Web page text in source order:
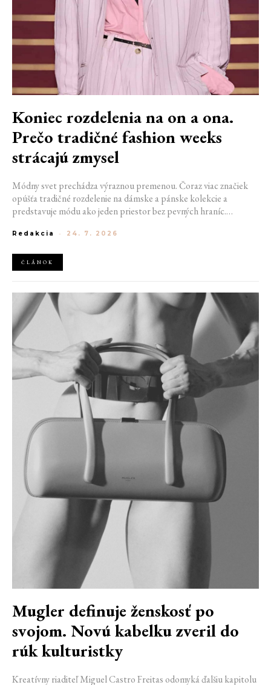
Koniec rozdelenia na on a ona.
Prečo tradičné fashion weeks
strácajú zmysel
Módny svet prechádza výraznou premenou. Čoraz viac značiek
opúšťa tradičné rozdelenie na dámske a pánske kolekcie a
predstavuje módu ako jeden priestor bez pevných hraníc.
udržateľnosť naznačujú, že klasické týždne módy môžu čoskoro
Redakcia - 24. 7. 2026
ČLÁNOK
Mugler definuje ženskosť po
svojom. Novú kabelku zveril do
rúk kulturistky
Kreatívny riaditeľ Miguel Castro Freitas odomyká ďalšiu kapitolu